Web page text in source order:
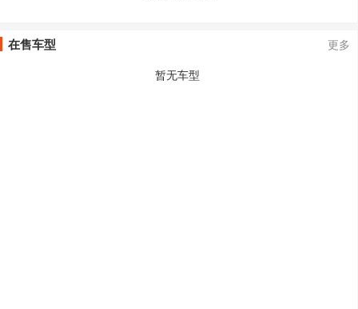
在售车型
更多
暂无车型